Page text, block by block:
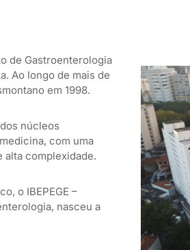
de Gastroenterologia
Ao longo de mais de
em 1998.
núcleos
com uma
complexidade.
o IBEPEGE –
nasceu a